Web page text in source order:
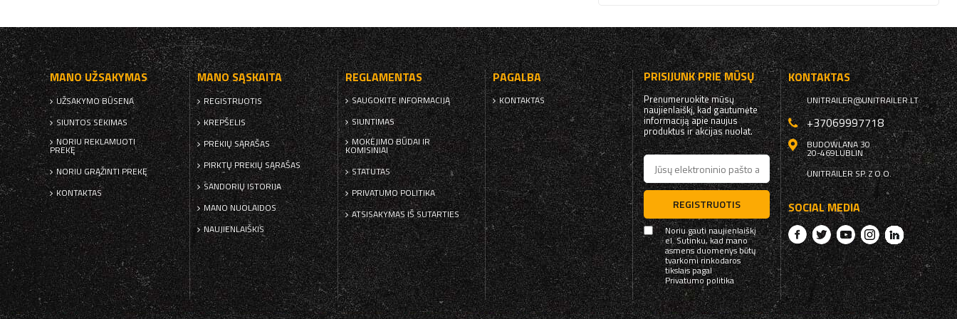
MANO UŽSAKYMAS
UŽSAKYMO BŪSENA
SIUNTOS SEKIMAS
NORIU REKLAMUOTI
PREKĘ
NORIU GRĄŽINTI PREKĘ
KONTAKTAS
MANO SĄSKAITA
REGISTRUOTIS
KREPŠELIS
PREKIŲ SĄRAŠAS
PIRKTŲ PREKIŲ SĄRAŠAS
SANDORIŲ ISTORIJA
MANO NUOLAIDOS
NAUJIENLAIŠKIS
REGLAMENTAS
SAUGOKITE INFORMACIJĄ
SIUNTIMAS
MOKĖJIMO BŪDAI IR
KOMISINIAI
STATUTAS
PRIVATUMO POLITIKA
ATSISAKYMAS IŠ SUTARTIES
PAGALBA
KONTAKTAS
PRISIJUNK PRIE MŪSŲ
Prenumeruokite mūsų
naujienlaiškį, kad gautumėte
informaciją apie naujus
produktus ir akcijas nuolat.
REGISTRUOTIS
Noriu gauti naujienlaiškį
el. Sutinku, kad mano
asmens duomenys būtų
tvarkomi rinkodaros
tikslais pagal
Privatumo politika
KONTAKTAS
UNITRAILER@UNITRAILER.LT
+37069997718
BUDOWLANA 30
20-469LUBLIN
UNITRAILER SP. Z O.O.
SOCIAL MEDIA